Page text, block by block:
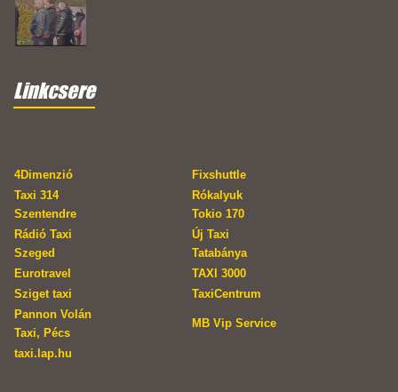
Linkcsere
4Dimenzió
Fixshuttle
Taxi 314
Szentendre
Rókalyuk
Tokio 170
Rádió Taxi
Szeged
Új Taxi
Tatabánya
Eurotravel
TAXI 3000
Sziget taxi
TaxiCentrum
Pannon Volán
Taxi, Pécs
MB Vip Service
taxi.lap.hu